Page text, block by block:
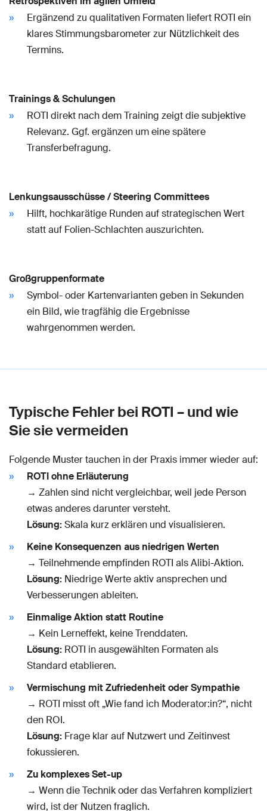
Ergänzend zu qualitativen Formaten liefert ROTI ein
klares Stimmungsbarometer zur Nützlichkeit des
Termins.
Trainings & Schulungen
ROTI direkt nach dem Training zeigt die subjektive
Relevanz. Ggf. ergänzen um eine spätere
Transferbefragung.
Lenkungsausschüsse / Steering Committees
Hilft, hochkarätige Runden auf strategischen Wert
statt auf Folien-Schlachten auszurichten.
Großgruppenformate
Symbol- oder Kartenvarianten geben in Sekunden
ein Bild, wie tragfähig die Ergebnisse
wahrgenommen werden.
Typische Fehler bei ROTI – und wie
Sie sie vermeiden
Folgende Muster tauchen in der Praxis immer wieder auf:
ROTI ohne Erläuterung
→ Zahlen sind nicht vergleichbar, weil jede Person
etwas anderes darunter versteht.
Lösung:Skala kurz erklären und visualisieren.
Keine Konsequenzen aus niedrigen Werten
→ Teilnehmende empfinden ROTI als Alibi-Aktion.
Lösung: Niedrige Werte aktiv ansprechen und
Verbesserungen ableiten.
Einmalige Aktion statt Routine
→ Kein Lerneffekt, keine Trenddaten.
Lösung: ROTI in ausgewählten Formaten als
Standard etablieren.
Vermischung mit Zufriedenheit oder Sympathie
→ ROTI misst oft „Wie fand ich Moderator:in?“, nicht
den ROI.
Lösung: Frage klar auf Nutzwert und Zeitinvest
fokussieren.
Zu komplexes Set-up
→ Wenn die Technik oder das Verfahren kompliziert
wird, ist der Nutzen fraglich.